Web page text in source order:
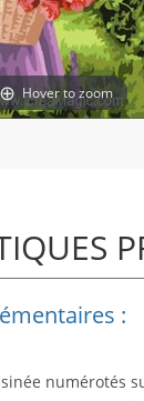
Hover to zoom
:
numérotés